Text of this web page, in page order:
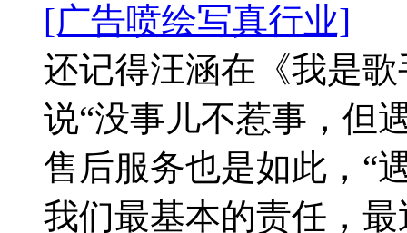
[广告喷绘写真行业]
还记得汪涵在《我是
说“没事儿不惹事，但
售后服务也是如此，“
我们最基本的责任，